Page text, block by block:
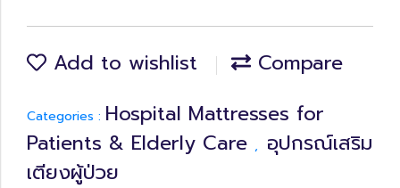
Add to wishlist Compare
Categories : Hospital Mattresses for
Patients & Elderly Care , อุปกรณ์เสริม
เตียงผู้ป่วย